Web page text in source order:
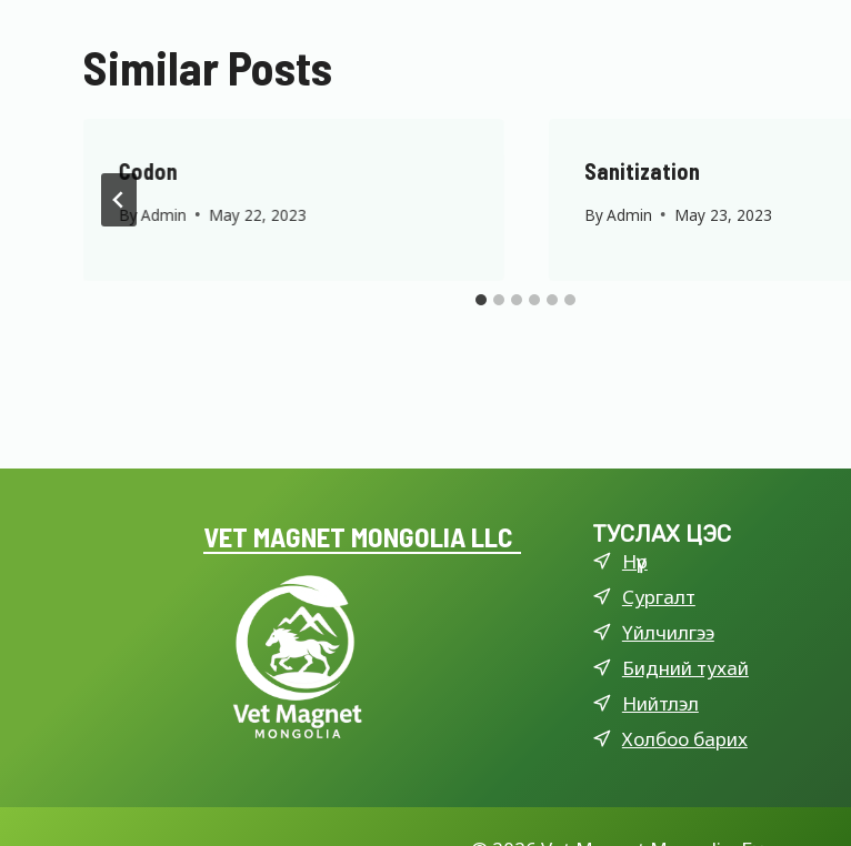
Similar Posts
Codon
ByAdmin May 22, 2023
Sanitization
ByAdmin May 23, 2023
VET MAGNET MONGOLIA LLC ТУСЛАХ ЦЭС
Нүүр
Сургалт
Үйлчилгээ
Бидний тухай
Нийтлэл
Холбоо барих